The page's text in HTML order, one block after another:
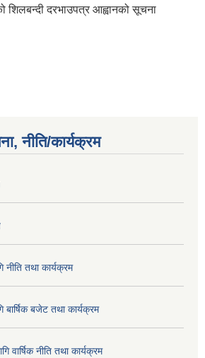
शिलबन्दी दरभाउपत्र आह्वानको सूचना
नीति/कार्यक्रम
तथा कार्यक्रम
बजेट तथा कार्यक्रम
नीति तथा कार्यक्रम